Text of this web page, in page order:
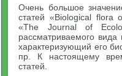
Очень большое
статей «Biological flora
«The Journal of
рассматриваемого
характеризующий его
пр. К настоящему
статей.